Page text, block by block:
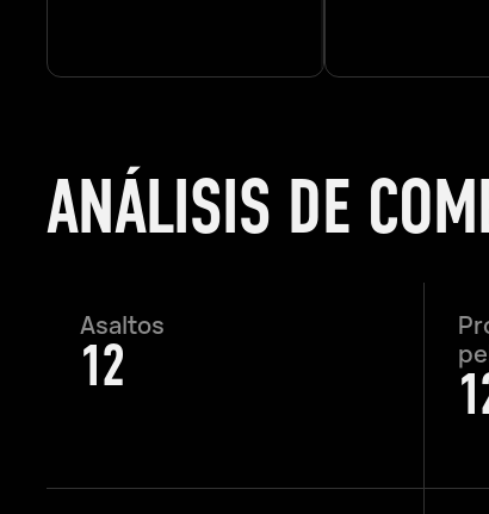
ANÁLISIS DE
Asaltos
12